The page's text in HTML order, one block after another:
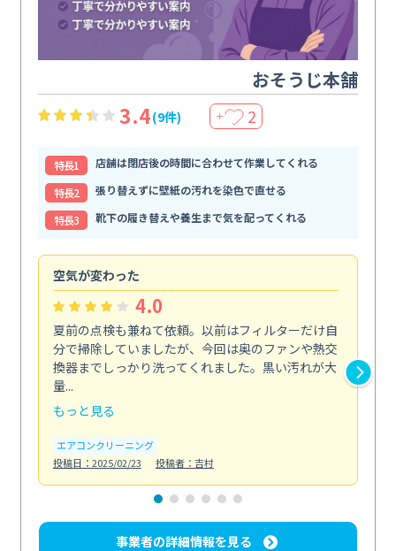
おそうじ本舗
3.4(9件) ＋ 2
特⻑1
店舗は閉店後の時間に合わせて作業してくれる
特⻑2
張り替えずに壁紙の汚れを染色で直せる
特⻑3
靴下の履き替えや養生まで気を配ってくれる
空気が変わった
4.0
夏前の点検も兼ねて依頼。以前はフィルターだけ自
分で掃除していましたが、今回は奥のファンや熱交
換器までしっかり洗ってくれました。黒い汚れが大
量...
もっと見る
エアコンクリーニング
投稿日：2025/02/23
投稿者：吉村
事業者の詳細情報を見る